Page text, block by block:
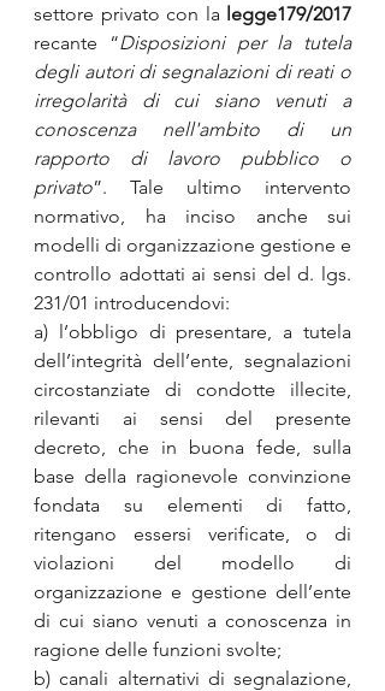
settore privato con la legge179/2017
recante “Disposizioni per la tutela
degli autori di segnalazioni di reati o
irregolarità di cui siano venuti a
conoscenza nell'ambito di un
rapporto di lavoro pubblico o
privato”. Tale ultimo intervento
normativo, ha inciso anche sui
modelli di organizzazione gestione e
controllo adottati ai sensi del d. lgs.
231/01 introducendovi:
a) l’obbligo di presentare, a tutela
dell’integrità dell’ente, segnalazioni
circostanziate di condotte illecite,
rilevanti ai sensi del presente
decreto, che in buona fede, sulla
base della ragionevole convinzione
fondata su elementi di fatto,
ritengano essersi verificate, o di
violazioni del modello di
organizzazione e gestione dell’ente
di cui siano venuti a conoscenza in
ragione delle funzioni svolte;
b) canali alternativi di segnalazione,